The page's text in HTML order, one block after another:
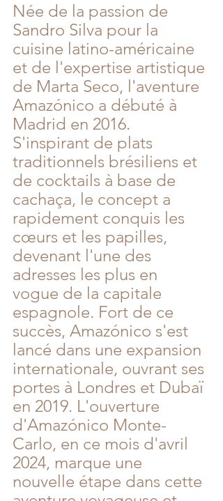
Née de la passion de
Sandro Silva pour la
cuisine latino-américaine
et de l'expertise artistique
de Marta Seco, l'aventure
Amazónico a débuté à
Madrid en 2016.
S'inspirant de plats
traditionnels brésiliens et
de cocktails à base de
cachaça, le concept a
rapidement conquis les
cœurs et les papilles,
devenant l'une des
adresses les plus en
vogue de la capitale
espagnole. Fort de ce
succès, Amazónico s'est
lancé dans une expansion
internationale, ouvrant ses
portes à Londres et Dubaï
en 2019. L'ouverture
d'Amazónico Monte-
Carlo, en ce mois d'avril
2024, marque une
nouvelle étape dans cette